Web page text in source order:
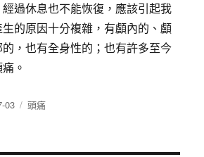
過休息也不能恢復，應該引起我
的原因十分複雜，有顱內的、顱
，也有全身性的；也有許多至今
。
03
分
頭痛